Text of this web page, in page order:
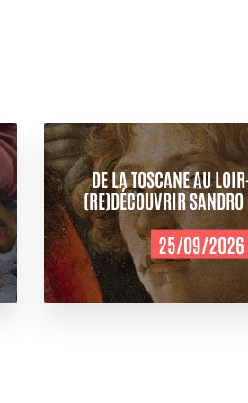
DE LA TOSCANE AU
(RE)DÉCOUVRIR
25/09/2026